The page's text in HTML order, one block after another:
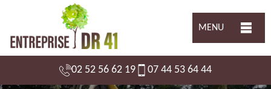
MENU
02 52 56 62 19 07 44 53 64 44